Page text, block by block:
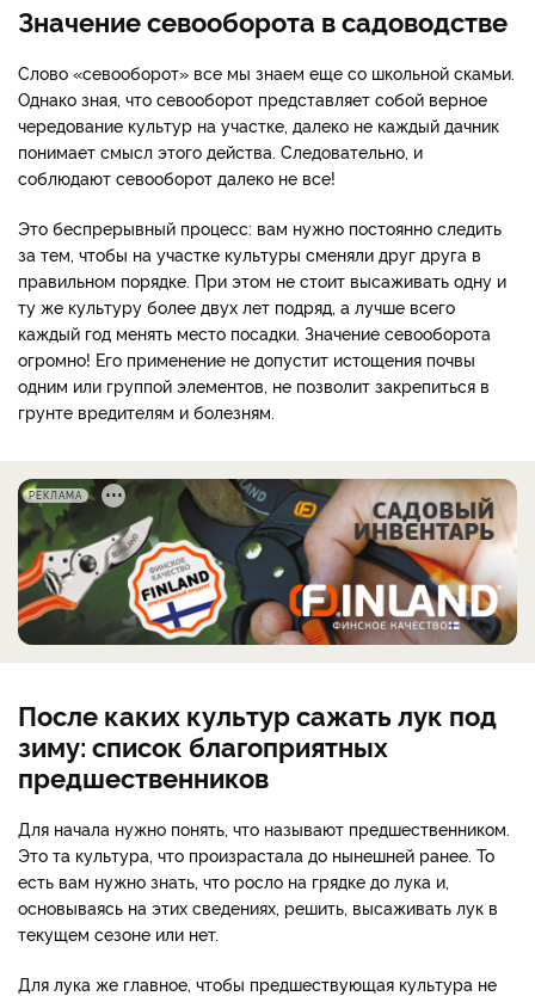
Значение севооборота в садоводстве
Слово «севооборот» все мы знаем еще со школьной скамьи.
Однако зная, что севооборот представляет собой верное
чередование культур на участке, далеко не каждый дачник
понимает смысл этого действа. Следовательно, и
соблюдают севооборот далеко не все!
Это беспрерывный процесс: вам нужно постоянно следить
за тем, чтобы на участке культуры сменяли друг друга в
правильном порядке. При этом не стоит высаживать одну и
ту же культуру более двух лет подряд, а лучше всего
каждый год менять место посадки. Значение севооборота
огромно! Его применение не допустит истощения почвы
одним или группой элементов, не позволит закрепиться в
грунте вредителям и болезням.
РЕКЛАМА
После каких культур сажать лук под
зиму: список благоприятных
предшественников
Для начала нужно понять, что называют предшественником.
Это та культура, что произрастала до нынешней ранее. То
есть вам нужно знать, что росло на грядке до лука и,
основываясь на этих сведениях, решить, высаживать лук в
текущем сезоне или нет.
Для лука же главное, чтобы предшествующая культура не